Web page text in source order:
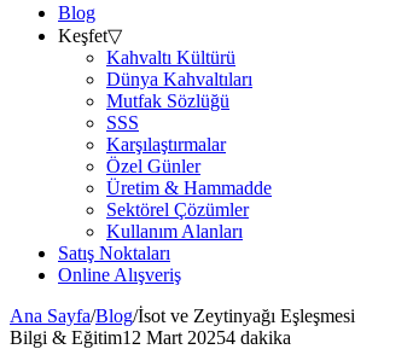
Blog
Keşfet▽
Kahvaltı Kültürü
Dünya Kahvaltıları
Mutfak Sözlüğü
SSS
Karşılaştırmalar
Özel Günler
Üretim & Hammadde
Sektörel Çözümler
Kullanım Alanları
Satış Noktaları
Online Alışveriş
Ana Sayfa/Blog/İsot ve Zeytinyağı Eşleşmesi
Bilgi & Eğitim12 Mart 20254 dakika